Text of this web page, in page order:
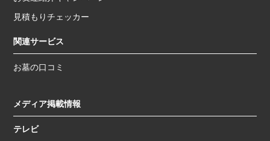
見積もりチェッカー
関連サービス
お墓の口コミ
メディア掲載情報
テレビ